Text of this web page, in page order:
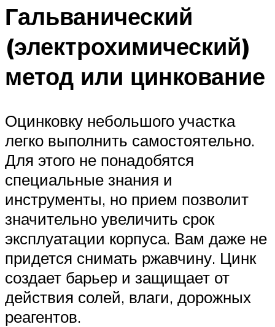
Гальванический
(электрохимический)
метод или цинкование
Оцинковку небольшого участка
легко выполнить самостоятельно.
Для этого не понадобятся
специальные знания и
инструменты, но прием позволит
значительно увеличить срок
эксплуатации корпуса. Вам даже не
придется снимать ржавчину. Цинк
создает барьер и защищает от
действия солей, влаги, дорожных
реагентов.